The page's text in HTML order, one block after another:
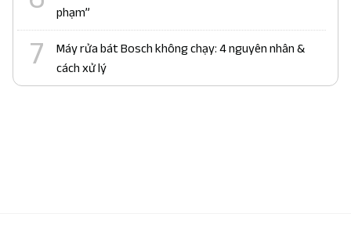
phạm”
Máy rửa bát Bosch không chạy: 4 nguyên nhân &
cách xử lý